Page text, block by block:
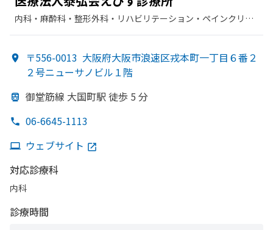
内科・​麻酔科・​整形外科・​リハビリテーション・​ペインクリニ
〒556-0013 大阪府大阪市浪速区戎本町一丁目６番２
２号ニューサノビル１階
御堂筋線 大国町駅 徒歩 5 分
06-6645-1113
ウェブサイト
対応診療科
内科
診療時間